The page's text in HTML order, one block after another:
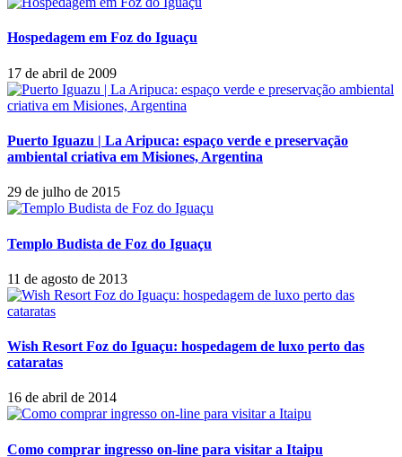
Hospedagem em Foz do Iguaçu
17 de abril de 2009
Puerto Iguazu | La Aripuca: espaço verde e preservação
ambiental criativa em Misiones, Argentina
29 de julho de 2015
Templo Budista de Foz do Iguaçu
11 de agosto de 2013
Wish Resort Foz do Iguaçu: hospedagem de luxo perto das
cataratas
16 de abril de 2014
Como comprar ingresso on-line para visitar a Itaipu